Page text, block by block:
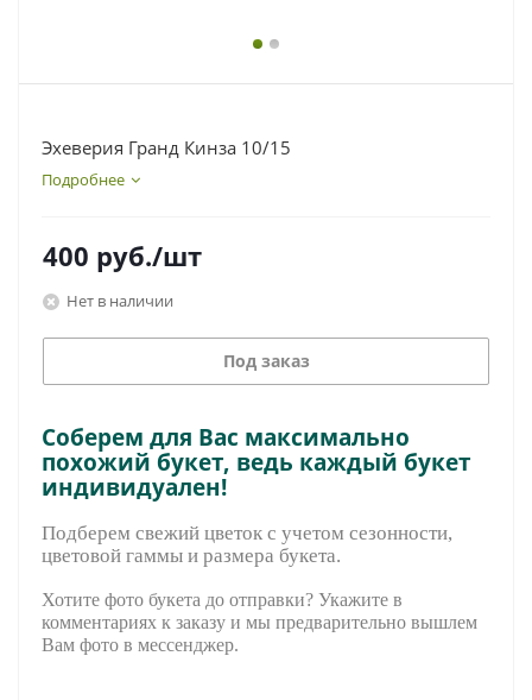
Эхеверия Гранд Кинза 10/15
Подробнее
400 руб./шт
Нет в наличии
Под заказ
Соберем для Вас максимально
похожий букет, ведь каждый букет
индивидуален!
Подберем свежий цветок с учетом сезонности,
цветовой гаммы и размера букета.
Хотите фото букета до отправки? Укажите в
комментариях к заказу и мы предварительно вышлем
Вам фото в мессенджер.